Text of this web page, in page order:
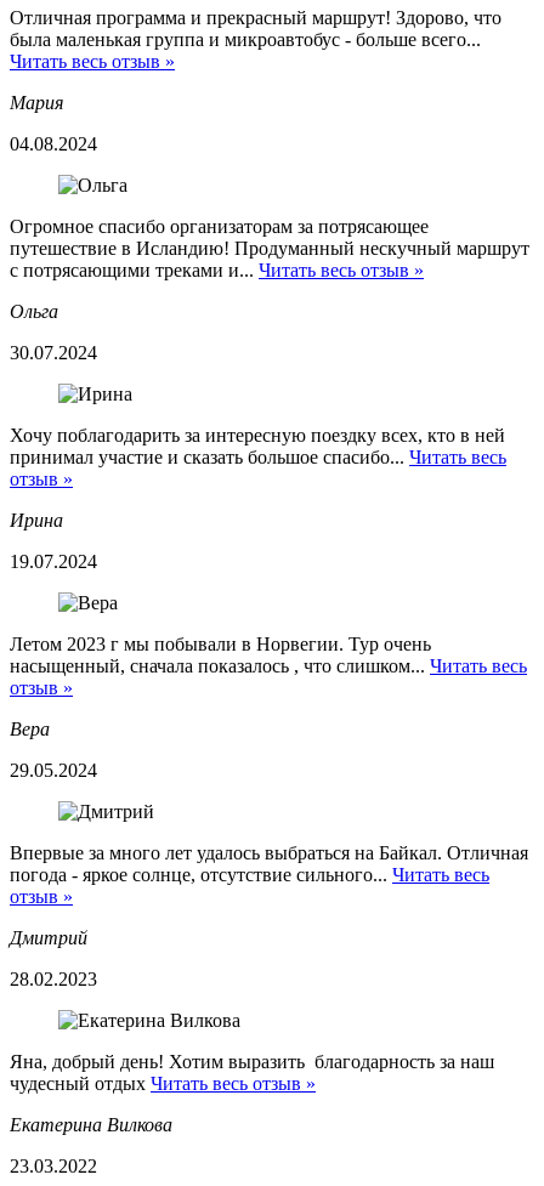
Отличная программа и прекрасный маршрут! Здорово, что
была маленькая группа и микроавтобус - больше всего...
Читать весь отзыв »
Мария
04.08.2024
Огромное спасибо организаторам за потрясающее
путешествие в Исландию! Продуманный нескучный маршрут
с потрясающими треками и... Читать весь отзыв »
Ольга
30.07.2024
Хочу поблагодарить за интересную поездку всех, кто в ней
принимал участие и сказать большое спасибо... Читать весь
отзыв »
Ирина
19.07.2024
Летом 2023 г мы побывали в Норвегии. Тур очень
насыщенный, сначала показалось , что слишком... Читать весь
отзыв »
Вера
29.05.2024
Впервые за много лет удалось выбраться на Байкал. Отличная
погода - яркое солнце, отсутствие сильного... Читать весь
отзыв »
Дмитрий
28.02.2023
Яна, добрый день! Хотим выразить благодарность за наш
чудесный отдых Читать весь отзыв »
Екатерина Вилкова
23.03.2022